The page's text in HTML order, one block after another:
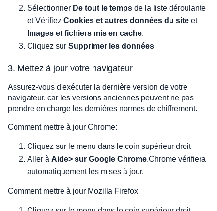
Sélectionner De tout le temps de la liste déroulante
et Vérifiez Cookies et autres données du site et
Images et fichiers mis en cache.
Cliquez sur Supprimer les données.
3. Mettez à jour votre navigateur
Assurez-vous d'exécuter la dernière version de votre
navigateur, car les versions anciennes peuvent ne pas
prendre en charge les dernières normes de chiffrement.
Comment mettre à jour Chrome:
Cliquez sur le menu dans le coin supérieur droit
Aller à Aide> sur Google Chrome.Chrome vérifiera
automatiquement les mises à jour.
Comment mettre à jour Mozilla Firefox